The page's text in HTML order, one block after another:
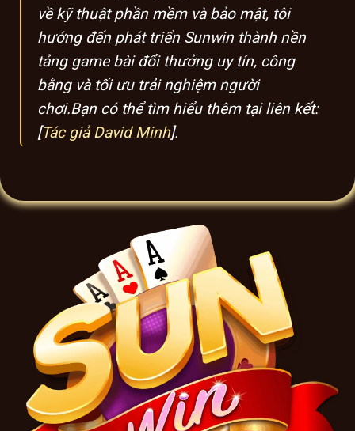
về kỹ thuật phần mềm và bảo mật, tôi
hướng đến phát triển Sunwin thành nền
tảng game bài đổi thưởng uy tín, công
bằng và tối ưu trải nghiệm người
chơi.Bạn có thể tìm hiểu thêm tại liên kết:
[Tác giả David Minh].